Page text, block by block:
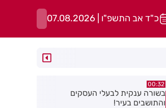
כ"ד אב התשפ"ו | 07.08.2026
06.08.26
תושב בת ים נעצר בחשד לאונס אלים
של צעירה בת 18